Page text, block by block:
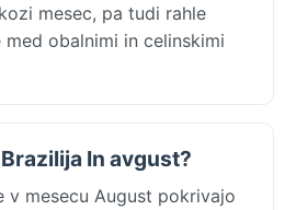
mesec, pa tudi rahle
obalnimi in celinskimi
In avgust?
v mesecu August pokrivajo